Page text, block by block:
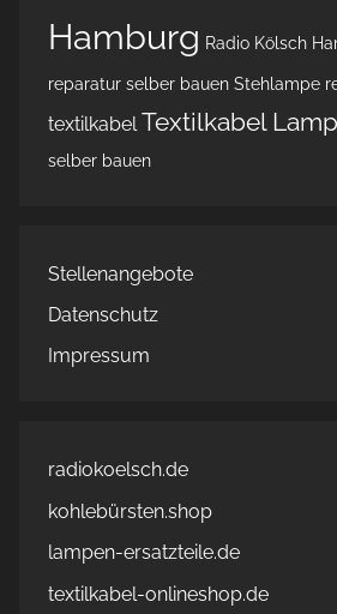
Hamburg Radio Kölsch
reparatur selber bauen Stehlampe
textilkabel Textilkabel
selber bauen
Stellenangebote
Datenschutz
Impressum
radiokoelsch.de
kohlebürsten.shop
lampen-ersatzteile.de
textilkabel-onlineshop.de